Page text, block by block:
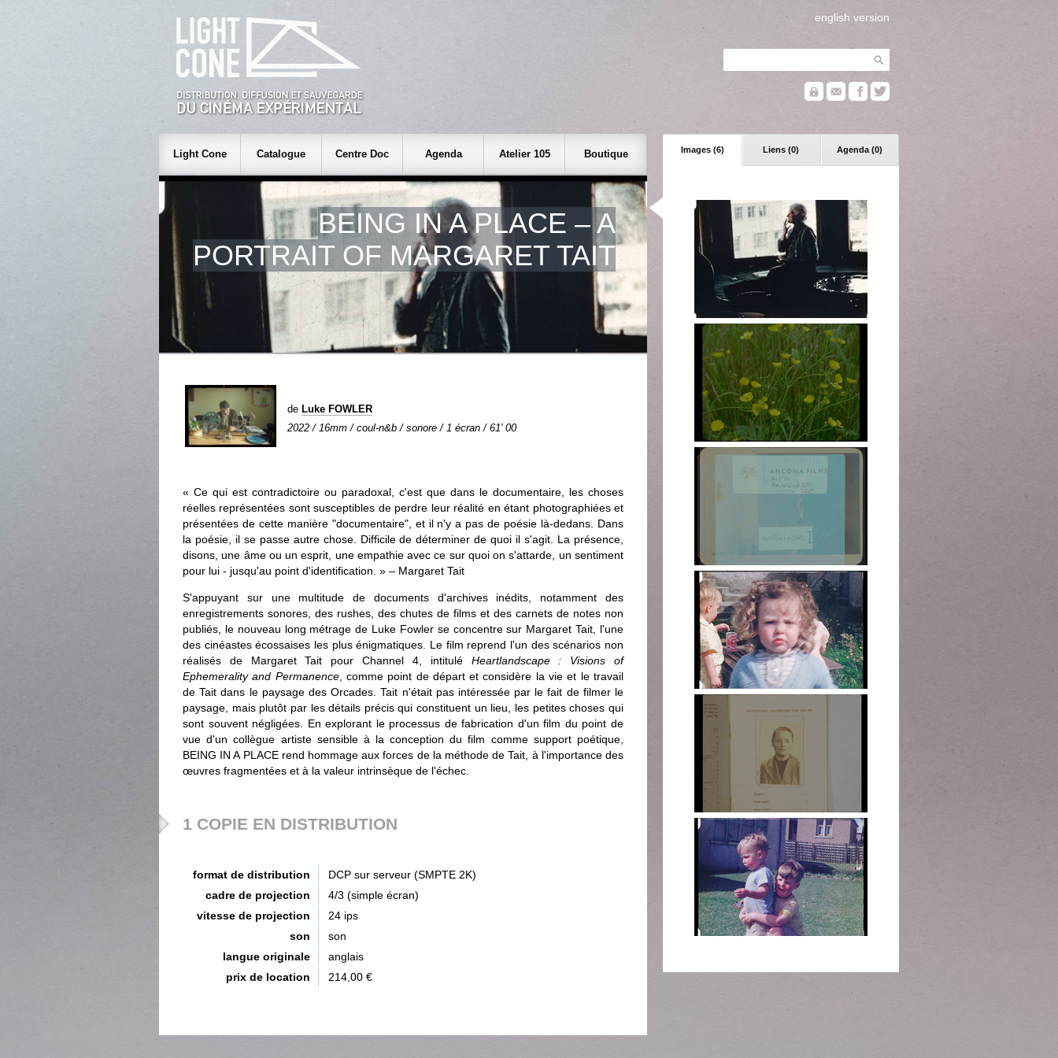
english version
Images (6) Liens (0) Agenda (0)
Light Cone Catalogue Centre Doc Agenda Atelier 105 Boutique
BEING IN A PLACE – A
PORTRAIT OF MARGARET TAIT
de Luke FOWLER
2022 / 16mm / coul-n&b / sonore / 1 écran / 61' 00
« Ce qui est contradictoire ou paradoxal, c'est que dans le documentaire, les choses
réelles représentées sont susceptibles de perdre leur réalité en étant photographiées et
présentées de cette manière "documentaire", et il n'y a pas de poésie là-dedans. Dans
la poésie, il se passe autre chose. Difficile de déterminer de quoi il s'agit. La présence,
disons, une âme ou un esprit, une empathie avec ce sur quoi on s'attarde, un sentiment
pour lui - jusqu'au point d'identification. » – Margaret Tait
S'appuyant sur une multitude de documents d'archives inédits, notamment des
enregistrements sonores, des rushes, des chutes de films et des carnets de notes non
publiés, le nouveau long métrage de Luke Fowler se concentre sur Margaret Tait, l'une
des cinéastes écossaises les plus énigmatiques. Le film reprend l'un des scénarios non
réalisés de Margaret Tait pour Channel 4, intitulé Heartlandscape : Visions of
Ephemerality and Permanence, comme point de départ et considère la vie et le travail
de Tait dans le paysage des Orcades. Tait n'était pas intéressée par le fait de filmer le
paysage, mais plutôt par les détails précis qui constituent un lieu, les petites choses qui
sont souvent négligées. En explorant le processus de fabrication d'un film du point de
vue d'un collègue artiste sensible à la conception du film comme support poétique,
BEING IN A PLACE rend hommage aux forces de la méthode de Tait, à l'importance des
œuvres fragmentées et à la valeur intrinsèque de l'échec.
1 COPIE EN DISTRIBUTION
format de distribution
DCP sur serveur (SMPTE 2K)
cadre de projection
4/3 (simple écran)
vitesse de projection
24 ips
son
son
langue originale
anglais
prix de location
214,00 €